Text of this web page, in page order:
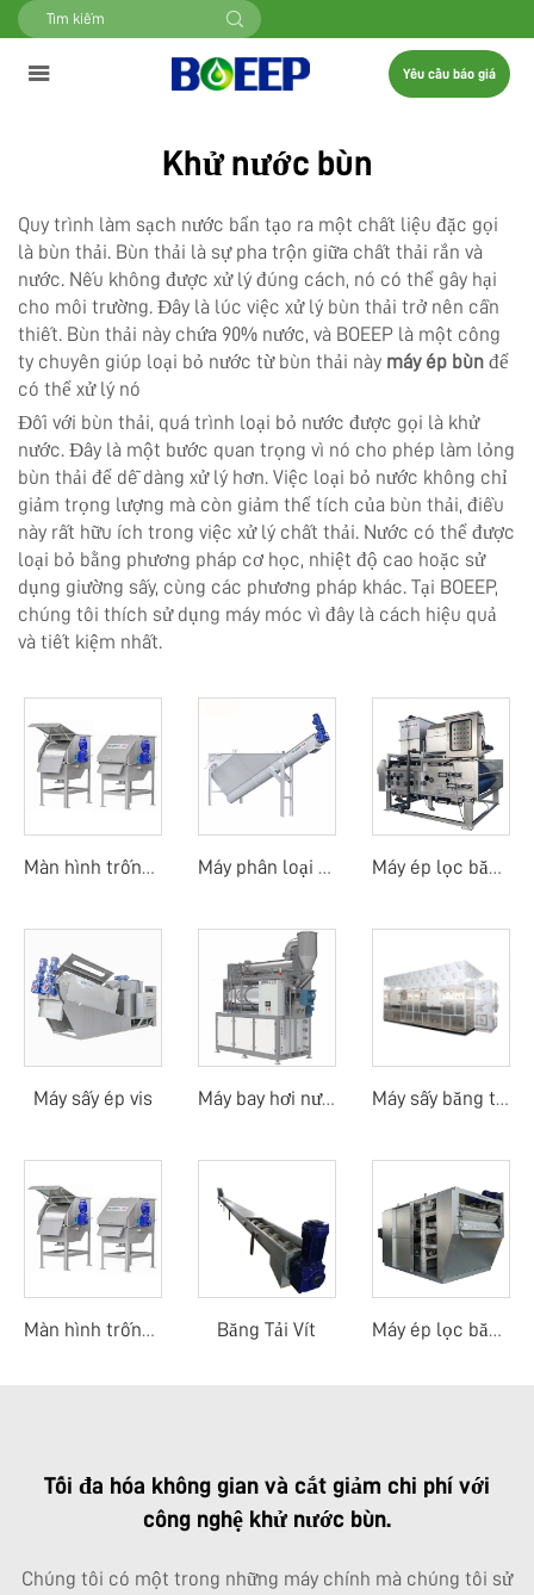
Yêu cầu báo giá
Khử nước bùn
Quy trình làm sạch nước bẩn tạo ra một chất liệu đặc gọi
là bùn thải. Bùn thải là sự pha trộn giữa chất thải rắn và
nước. Nếu không được xử lý đúng cách, nó có thể gây hại
cho môi trường. Đây là lúc việc xử lý bùn thải trở nên cần
thiết. Bùn thải này chứa 90% nước, và BOEEP là một công
ty chuyên giúp loại bỏ nước từ bùn thải này máy ép bùn để
có thể xử lý nó
Đối với bùn thải, quá trình loại bỏ nước được gọi là khử
nước. Đây là một bước quan trọng vì nó cho phép làm lỏng
bùn thải để dễ dàng xử lý hơn. Việc loại bỏ nước không chỉ
giảm trọng lượng mà còn giảm thể tích của bùn thải, điều
này rất hữu ích trong việc xử lý chất thải. Nước có thể được
loại bỏ bằng phương pháp cơ học, nhiệt độ cao hoặc sử
dụng giường sấy, cùng các phương pháp khác. Tại BOEEP,
chúng tôi thích sử dụng máy móc vì đây là cách hiệu quả
và tiết kiệm nhất.
Màn hình trống quay ngoài Máy phân loại cát Máy ép lọc băng tải trống quay
Máy sấy ép vis Máy bay hơi nước thải Máy sấy băng tải nhiệt độ thấp bằng bơm nhiệt
Màn hình trống quay ngoài Băng Tải Vít Máy ép lọc băng tải trọng lực toàn bộ
Tối đa hóa không gian và cắt giảm chi phí với
công nghệ khử nước bùn.
Chúng tôi có một trong những máy chính mà chúng tôi sử